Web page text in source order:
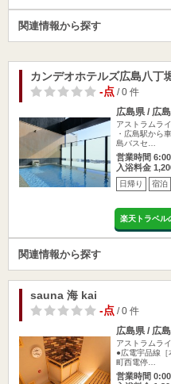
関連情報から探す
カンデオホテルズ広島八丁
-点/ 0 件
広島県 / 広
アストラムラ
・広島駅から
島バスセ…
営業時間
入浴料金
日帰り 宿泊
楽天トラベル
関連情報から探す
sauna 海 kai
-点/ 0 件
広島県 / 広
アストラムラ
●広電宇品線
町西電停…
営業時間